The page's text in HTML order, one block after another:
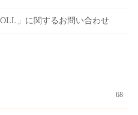
」に関するお問い合わせ
68